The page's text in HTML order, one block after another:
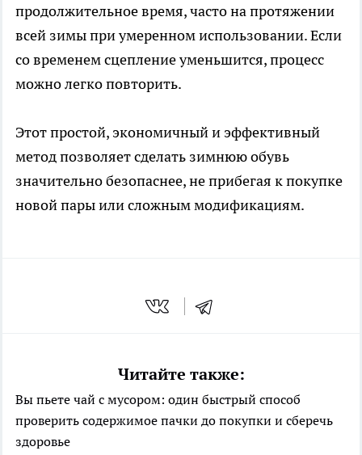
продолжительное время, часто на протяжении
всей зимы при умеренном использовании. Если
со временем сцепление уменьшится, процесс
можно легко повторить.
Этот простой, экономичный и эффективный
метод позволяет сделать зимнюю обувь
значительно безопаснее, не прибегая к покупке
новой пары или сложным модификациям.
Читайте также:
Вы пьете чай с мусором: один быстрый способ
проверить содержимое пачки до покупки и сберечь
здоровье